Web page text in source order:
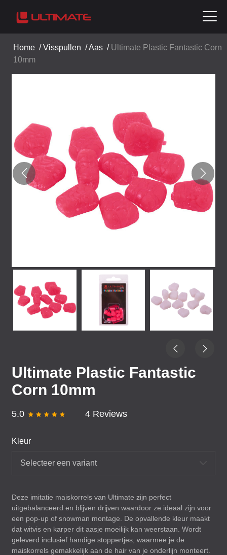
Home /Visspullen /Aas / Ultimate Plastic Fantastic Corn
10mm
Ultimate Plastic Fantastic
Corn 10mm
5.0 4 Reviews
Kleur
Selecteer een variant
Deze imitatie maiskorrels van Ultimate zijn perfect
uitgebalanceerd en blijven drijven waardoor ze ideaal zijn voor
een pop-up of snowman montage. De opvallende kleur maakt
dat witvis en karper dit aasje moeilijk kan weerstaan. Wordt
geleverd inclusief handige stoppertjes, waarmee je de
maiskorrels gemakkelijk aan de hair van je onderlijn monteert.